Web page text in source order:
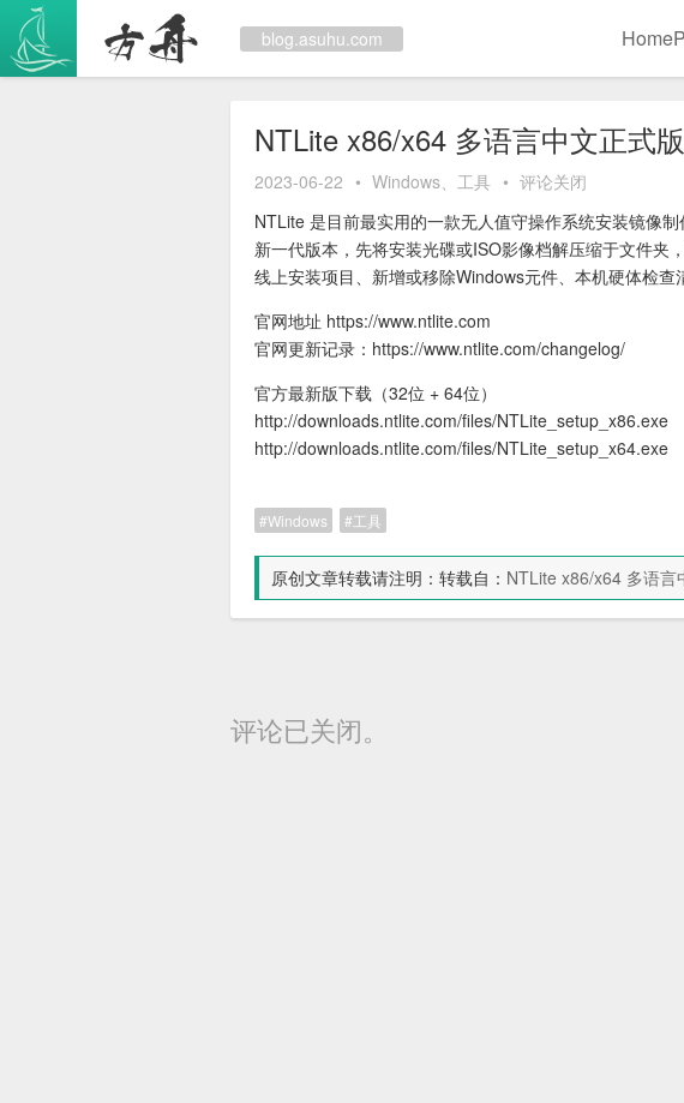
blog.asuhu.com
NTLite x86/x64 多语言中文正式
2023-06-22 • Windows、工具 • 评论关闭
NTLite 是目前最实用的一款无人值守操作系统安装镜像
新一代版本，先将安装光碟或ISO影像档解压缩于文件夹
线上安装项目、新增或移除Windows元件、本机硬体检查
官网地址 https://www.ntlite.com
官网更新记录：https://www.ntlite.com/changelog/
官方最新版下载（32位 + 64位）
http://downloads.ntlite.com/files/NTLite_setup_x86.exe
http://downloads.ntlite.com/files/NTLite_setup_x64.exe
Windows 工具
原创文章转载请注明：转载自： NTLite x86/x64 多语
评论已关闭。